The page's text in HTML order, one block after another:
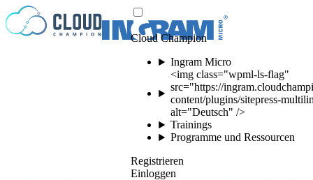
Zum Inhalt springen
Cloud Champion
Ingram Micro
<img class="wpml-ls-flag"
src="https://
content/plugins/sitepress-
alt="Deutsch" />
Trainings
Programme und Ressourcen
Registrieren
Einloggen